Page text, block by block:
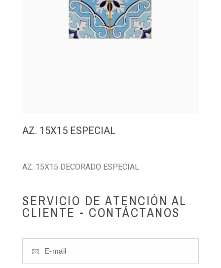
AZ. 15X15 ESPECIAL
AZ. 15X15 DECORADO ESPECIAL
SERVICIO DE ATENCIÓN AL
CLIENTE - CONTÁCTANOS